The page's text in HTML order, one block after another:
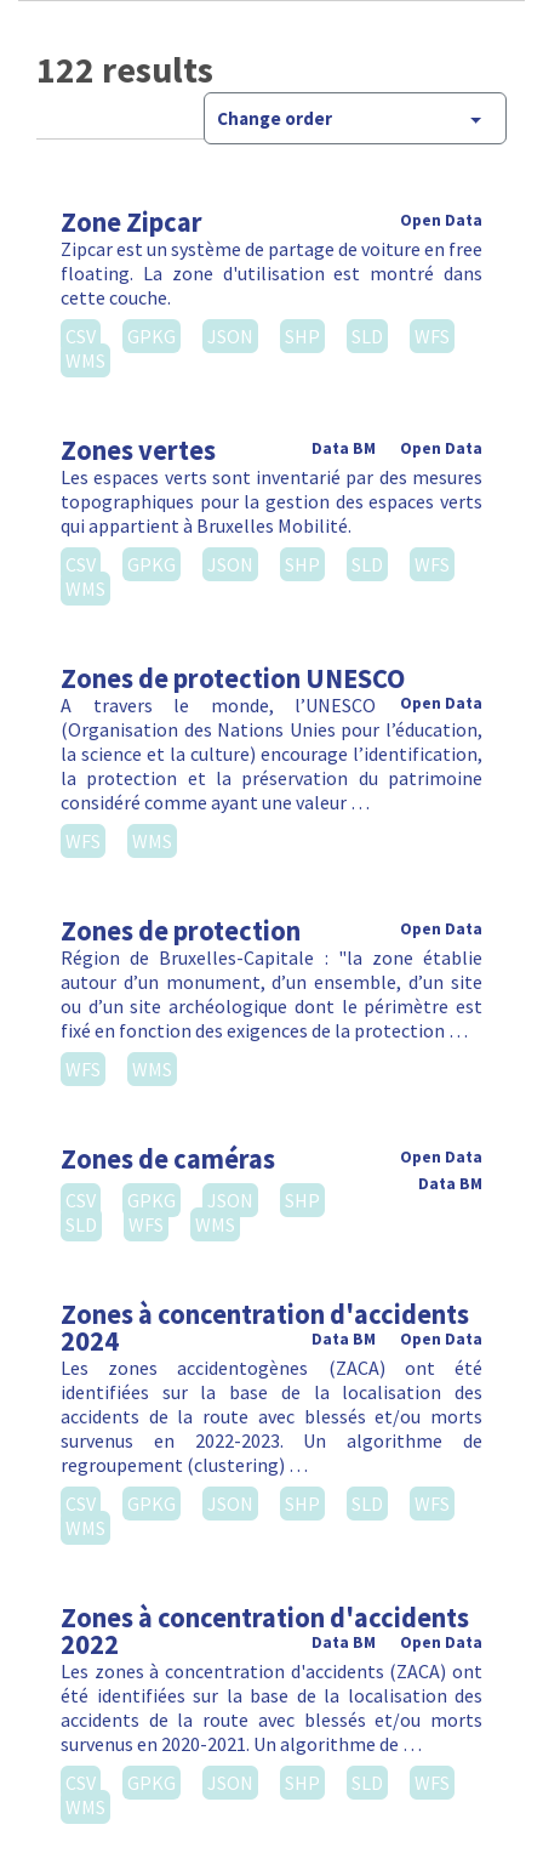
122 results
Change order
Zone Zipcar Open Data
Zipcar est un système de partage de voiture en free
floating. La zone d'utilisation est montré dans
cette couche.
CSV
GPKG JSON SHP SLD
WFS
WMS
Zones vertes Open Data
Data BM
Les espaces verts sont inventarié par des mesures
topographiques pour la gestion des espaces verts
qui appartient à Bruxelles Mobilité.
CSV
GPKG JSON SHP SLD
WFS
WMS
Zones de protection UNESCO
Open Data
A travers le monde, l’UNESCO
(Organisation des Nations Unies pour l’éducation,
la science et la culture) encourage l’identification,
la protection et la préservation du patrimoine
considéré comme ayant une valeur …
WFS
WMS
Zones de protection Open Data
Région de Bruxelles-Capitale : "la zone établie
autour d’un monument, d’un ensemble, d’un site
ou d’un site archéologique dont le périmètre est
fixé en fonction des exigences de la protection …
WFS
WMS
Zones de caméras
Open Data
Data BM
CSV GPKG JSON
SHP
SLD
WFS WMS
Zones à concentration d'accidents
2024 Open Data
Data BM
Les zones accidentogènes (ZACA) ont été
identifiées sur la base de la localisation des
accidents de la route avec blessés et/ou morts
survenus en 2022-2023. Un algorithme de
regroupement (clustering) …
CSV
GPKG JSON SHP SLD
WFS
WMS
Zones à concentration d'accidents
2022 Open Data
Data BM
Les zones à concentration d'accidents (ZACA) ont
été identifiées sur la base de la localisation des
accidents de la route avec blessés et/ou morts
survenus en 2020-2021. Un algorithme de …
CSV
GPKG JSON SHP SLD
WFS
WMS